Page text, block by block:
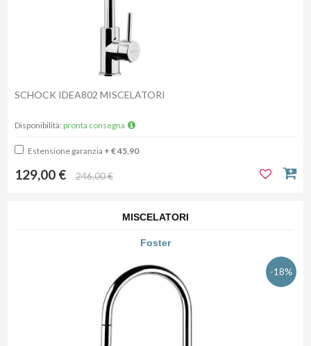
SCHOCK IDEA802 MISCELATORI
Disponibilità: pronta consegna
Estensione garanzia + € 45,90
129,00 € 246,00 €
MISCELATORI
Foster
-18%